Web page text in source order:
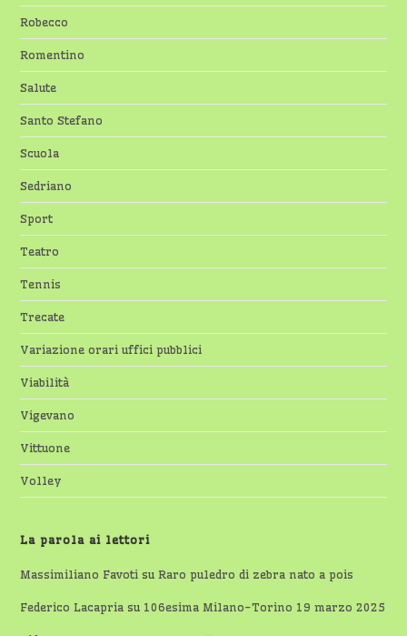
Robecco
Romentino
Salute
Santo Stefano
Scuola
Sedriano
Sport
Teatro
Tennis
Trecate
Variazione orari uffici pubblici
Viabilità
Vigevano
Vittuone
Volley
La parola ai lettori
Massimiliano Favoti suRaro puledro di zebra nato a pois
Federico Lacapria su 106esima Milano-Torino 19 marzo 2025